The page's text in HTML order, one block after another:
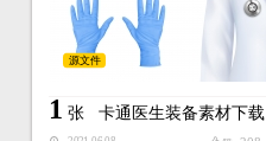
源文件
1 张 卡通医生装备素材下载